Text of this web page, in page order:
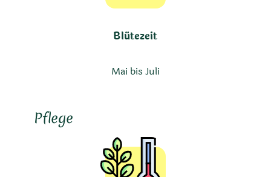
Blütezeit
Mai bis Juli
Pflege